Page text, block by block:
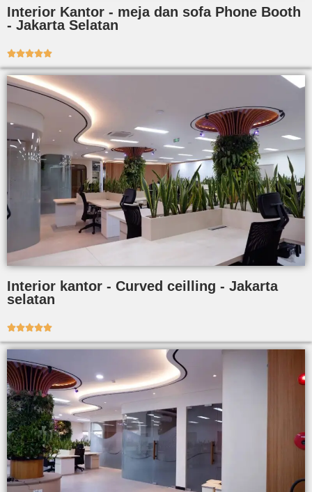
Interior Kantor - meja dan sofa Phone Booth
- Jakarta Selatan

Interior kantor - Curved ceilling - Jakarta
selatan
